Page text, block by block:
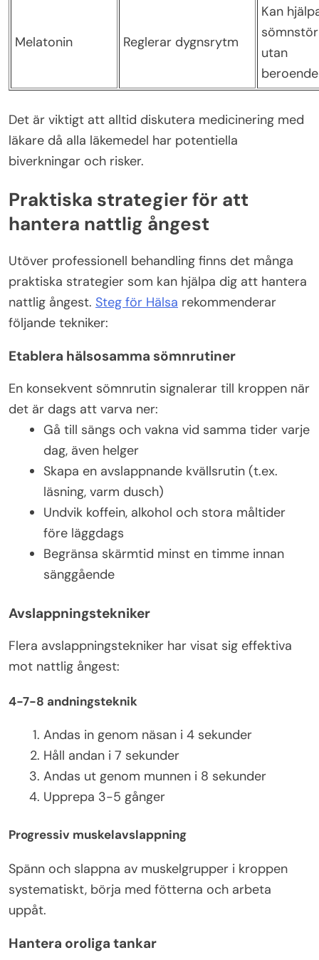
Melatonin Reglerar dygnsrytm
Kan
utan
Det är viktigt att alltid diskutera medicinering med
läkare då alla läkemedel har potentiella
biverkningar och risker.
Praktiska strategier för att
hantera nattlig ångest
Utöver professionell behandling finns det många
praktiska strategier som kan hjälpa dig att hantera
nattlig ångest. Steg för Hälsa rekommenderar
följande tekniker:
Etablera hälsosamma sömnrutiner
En konsekvent sömnrutin signalerar till kroppen när
det är dags att varva ner:
Gå till sängs och vakna vid samma tider varje
dag, även helger
Skapa en avslappnande kvällsrutin (t.ex.
läsning, varm dusch)
Undvik koffein, alkohol och stora måltider
före läggdags
Begränsa skärmtid minst en timme innan
sänggående
Avslappningstekniker
Flera avslappningstekniker har visat sig effektiva
mot nattlig ångest:
4-7-8 andningsteknik
Andas in genom näsan i 4 sekunder
Håll andan i 7 sekunder
Andas ut genom munnen i 8 sekunder
Upprepa 3-5 gånger
Progressiv muskelavslappning
Spänn och slappna av muskelgrupper i kroppen
systematiskt, börja med fötterna och arbeta
uppåt.
Hantera oroliga tankar